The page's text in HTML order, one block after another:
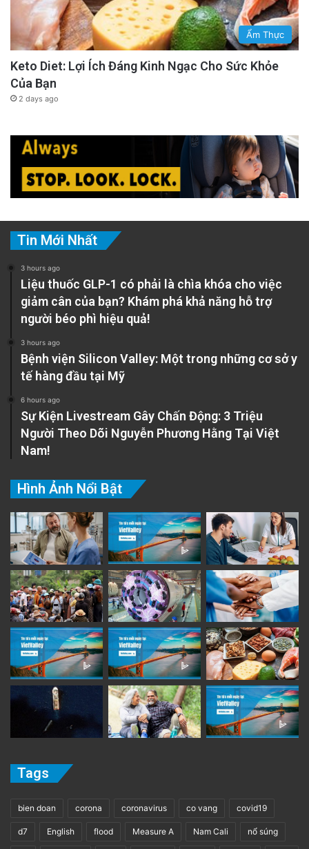
Ẩm Thực
Keto Diet: Lợi Ích Đáng Kinh Ngạc Cho Sức Khỏe
Của Bạn
2 days ago
Tin Mới Nhất
3 hours ago
Liệu thuốc GLP-1 có phải là chìa khóa cho việc
giảm cân của bạn? Khám phá khả năng hỗ trợ
người béo phì hiệu quả!
3 hours ago
Bệnh viện Silicon Valley: Một trong những cơ sở y
tế hàng đầu tại Mỹ
6 hours ago
Sự Kiện Livestream Gây Chấn Động: 3 Triệu
Người Theo Dõi Nguyễn Phương Hằng Tại Việt
Nam!
Hình Ảnh Nổi Bật
Tags
bien doan corona coronavirus co vang covid19
d7 English flood Measure A Nam Cali nổ súng